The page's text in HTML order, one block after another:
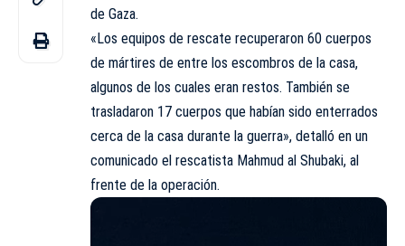
de Gaza.
«Los equipos de rescate recuperaron 60 cuerpos
de mártires de entre los escombros de la casa,
algunos de los cuales eran restos. También se
trasladaron 17 cuerpos que habían sido enterrados
cerca de la casa durante la guerra», detalló en un
comunicado el rescatista Mahmud al Shubaki, al
frente de la operación.